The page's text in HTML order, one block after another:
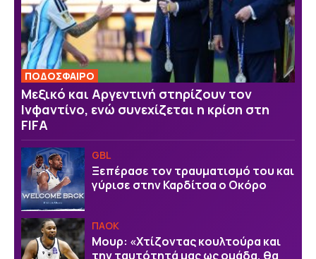
ΠΟΔΟΣΦΑΙΡΟ
Μεξικό και Αργεντινή στηρίζουν τον
Ινφαντίνο, ενώ συνεχίζεται η κρίση στη
FIFA
GBL
Ξεπέρασε τον τραυματισμό του και
γύρισε στην Καρδίτσα ο Οκόρο
ΠΑΟΚ
Μουρ: «Χτίζοντας κουλτούρα και
την ταυτότητά μας ως ομάδα, θα